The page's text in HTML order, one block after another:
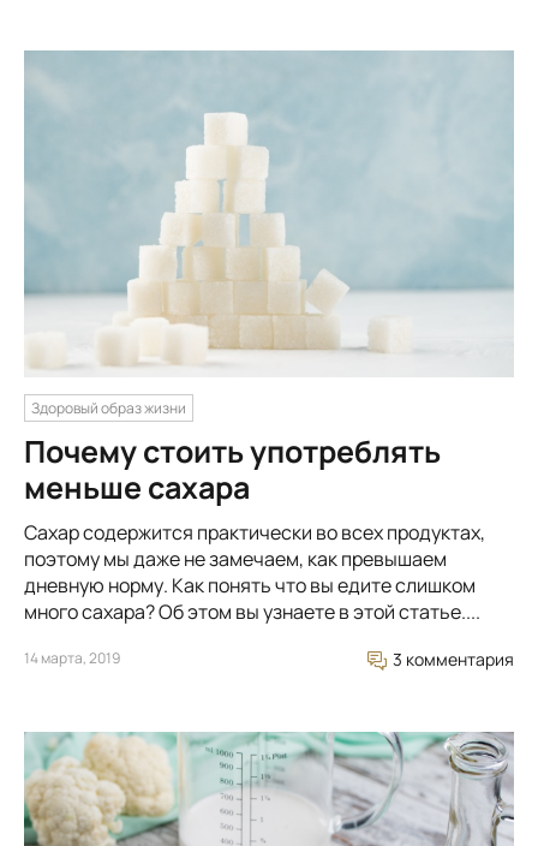
Здоровый образ жизни
Почему стоить употреблять
меньше сахара
Сахар содержится практически во всех продуктах,
поэтому мы даже не замечаем, как превышаем
дневную норму. Как понять что вы едите слишком
много сахара? Об этом вы узнаете в этой статье....
14 марта, 2019 3 комментария